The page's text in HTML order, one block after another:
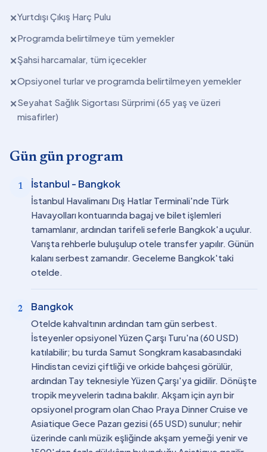
✕Yurtdışı Çıkış Harç Pulu
✕Programda belirtilmeye tüm yemekler
✕Şahsi harcamalar, tüm içecekler
✕Opsiyonel turlar ve programda belirtilmeyen yemekler
✕Seyahat Sağlık Sigortası Sürprimi (65 yaş ve üzeri
misafirler)
Gün gün program
1 İstanbul - Bangkok
İstanbul Havalimanı Dış Hatlar Terminali'nde Türk
Havayolları kontuarında bagaj ve bilet işlemleri
tamamlanır, ardından tarifeli seferle Bangkok'a uçulur.
Varışta rehberle buluşulup otele transfer yapılır. Günün
kalanı serbest zamandır. Geceleme Bangkok'taki
otelde.
2 Bangkok
Otelde kahvaltının ardından tam gün serbest.
İsteyenler opsiyonel Yüzen Çarşı Turu'na (60 USD)
katılabilir; bu turda Samut Songkram kasabasındaki
Hindistan cevizi çiftliği ve orkide bahçesi görülür,
ardından Tay teknesiyle Yüzen Çarşı'ya gidilir. Dönüşte
tropik meyvelerin tadına bakılır. Akşam için ayrı bir
opsiyonel program olan Chao Praya Dinner Cruise ve
Asiatique Gece Pazarı gezisi (65 USD) sunulur; nehir
üzerinde canlı müzik eşliğinde akşam yemeği yenir ve